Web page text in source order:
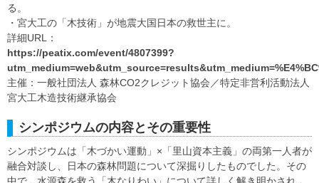
る。
・宮大工の「木技術」が地震大国日本の救世主に。
詳細URL：
https://peatix.com/event/4807399?
主催：一般社団法人 森林CO2クレジット協会／特定非営利活動法人
宮大工木造技術継承協会
シンポジウムの内容とその重要性
シンポジウムは「木づかい運動」×「里山資本主義」の両第一人者が
融合対談し、日本の森林問題について深掘りしたものでした。その